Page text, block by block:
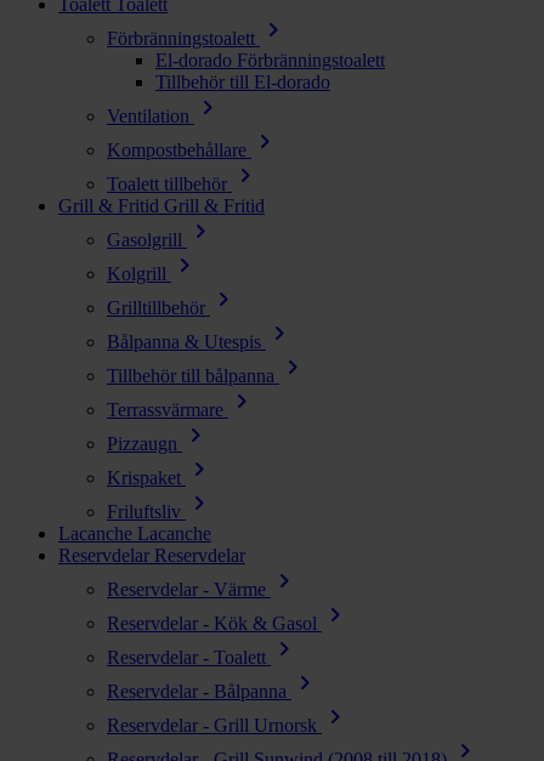
Toalett Toalett
Förbränningstoalett
chevron_right
El-dorado Förbränningstoalett
Tillbehör till El-dorado
Ventilation
chevron_right
Kompostbehållare chevron_right
Toalett tillbehör chevron_right
Grill & Fritid Grill & Fritid
Gasolgrill
chevron_right
Kolgrill chevron_right
Grilltillbehör chevron_right
Bålpanna & Utespis chevron_right
Tillbehör till bålpanna chevron_right
Terrassvärmare chevron_right
Pizzaugn chevron_right
Krispaket chevron_right
Friluftsliv chevron_right
Lacanche Lacanche
Reservdelar Reservdelar
Reservdelar - Värme
chevron_right
Reservdelar - Kök & Gasol chevron_right
Reservdelar - Toalett chevron_right
Reservdelar - Bålpanna chevron_right
Reservdelar - Grill Urnorsk chevron_right
chevron_right